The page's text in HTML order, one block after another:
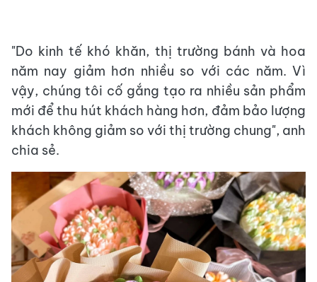
"Do kinh tế khó khăn, thị trường bánh và hoa
năm nay giảm hơn nhiều so với các năm. Vì
vậy, chúng tôi cố gắng tạo ra nhiều sản phẩm
mới để thu hút khách hàng hơn, đảm bảo lượng
khách không giảm so với thị trường chung", anh
chia sẻ.